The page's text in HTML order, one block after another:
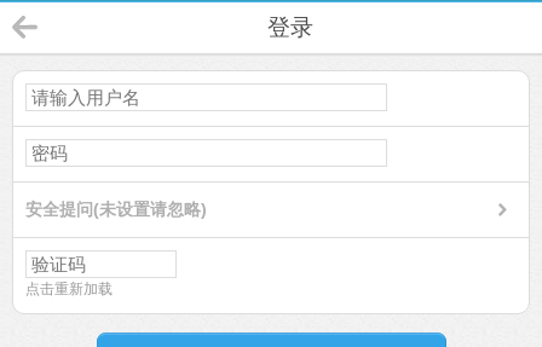
登录
安全提问(未设置请忽略)
点击重新加载